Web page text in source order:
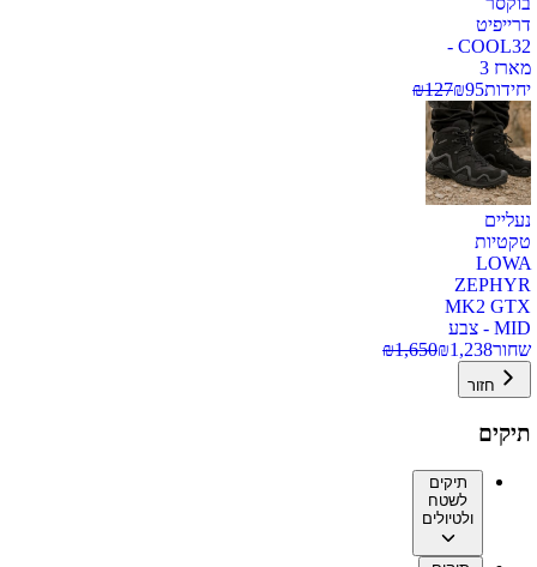
דרייפיט
COOL32 -
מארז 3
יחידות
₪95
₪127
נעליים
טקטיות
LOWA
ZEPHYR
MK2 GTX
MID - צבע
שחור
₪1,238
₪1,650
חזור
תיקים
תיקים
לשטח
ולטיולים